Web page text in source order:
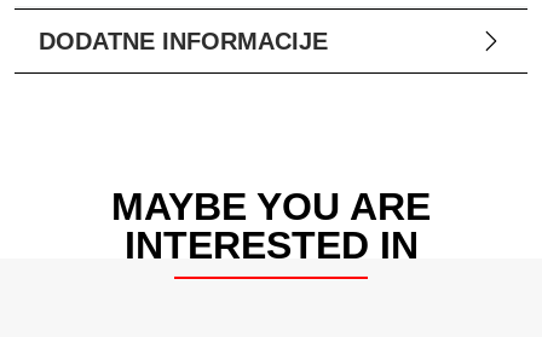
DODATNE INFORMACIJE
MAYBE YOU ARE
INTERESTED IN